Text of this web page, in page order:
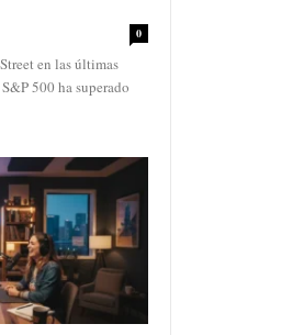
0
en las últimas
500 ha superado